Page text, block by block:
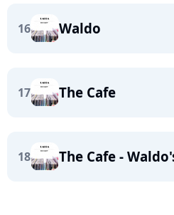
16 Waldo
17 The Cafe
18 The Cafe -